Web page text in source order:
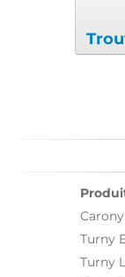
Carony
Turny
Turny